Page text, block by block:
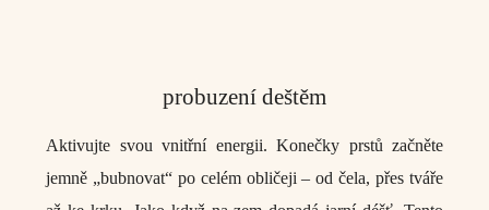
probuzení deštěm
Aktivujte svou vnitřní energii. Konečky prstů začněte
jemně „bubnovat“ po celém obličeji – od čela, přes tváře